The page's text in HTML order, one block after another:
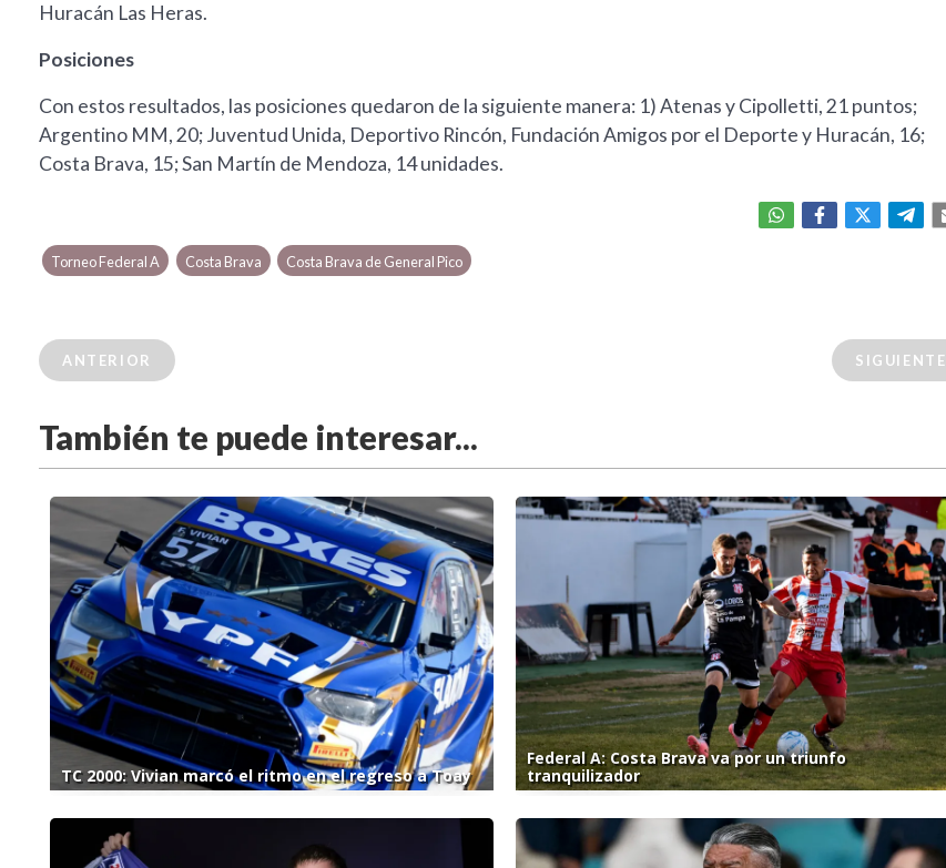
Huracán Las Heras.
Posiciones
Con estos resultados, las posiciones quedaron de la siguiente manera: 1) Atenas y Cipolletti, 21 puntos;
Argentino MM, 20; Juventud Unida, Deportivo Rincón, Fundación Amigos por el Deporte y Huracán, 16;
Costa Brava, 15; San Martín de Mendoza, 14 unidades.
Torneo Federal A Costa Brava Costa Brava de General Pico
ANTERIOR SIGUIENTE
También te puede interesar...
TC 2000: Vivian marcó el ritmo en el regreso a Toay
Federal A: Costa Brava va por un triunfo
tranquilizador